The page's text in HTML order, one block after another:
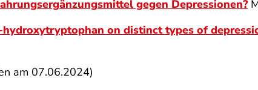
gegen Depressionen?
on distinct types of
am 07.06.2024)